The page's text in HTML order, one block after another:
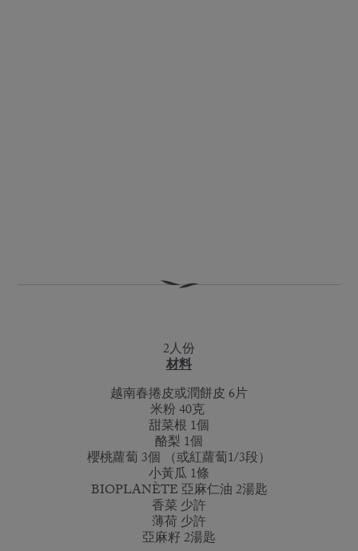
2人份
材料
越南春捲皮或潤餅皮 6片
米粉 40克
甜菜根 1個
酪梨 1個
櫻桃蘿蔔 3個 （或紅蘿蔔1/3段）
小黃瓜 1條
BIOPLANÈTE 亞麻仁油 2湯匙
香菜 少許
薄荷 少許
亞麻籽 2湯匙